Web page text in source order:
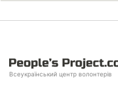
Всеукраїнський центр волонтерів